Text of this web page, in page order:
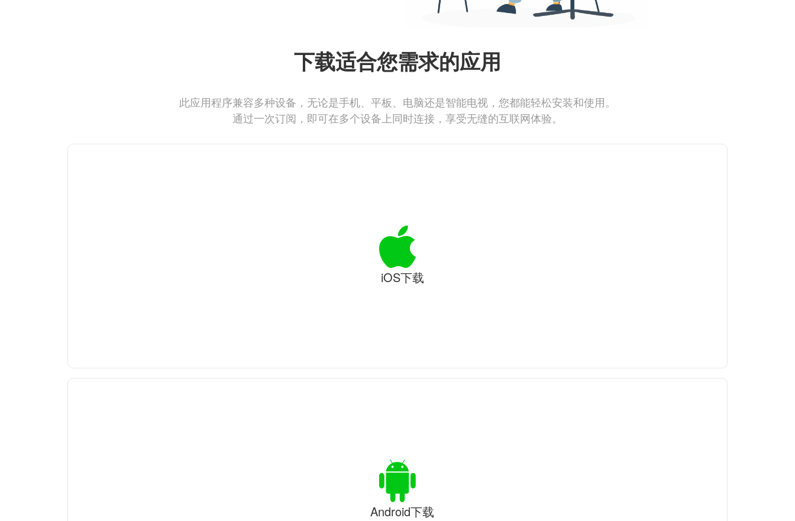
下载适合您需求的应用
此应用程序兼容多种设备，无论是手机、平板、电脑还是智能电视，您都能轻松安装和使用。
通过一次订阅，即可在多个设备上同时连接，享受无缝的互联网体验。
iOS下载
Android下载